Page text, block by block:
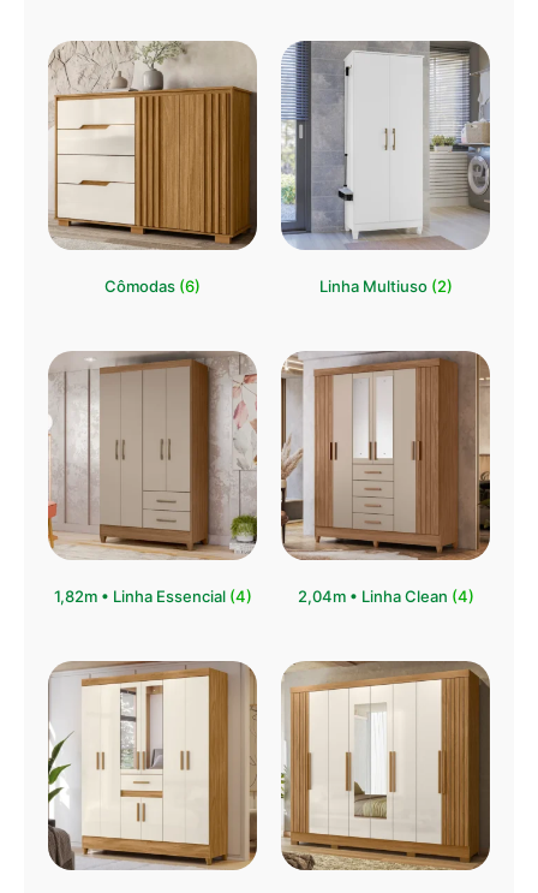
Cômodas (6) Linha Multiuso (2)
1,82m • Linha Essencial (4) 2,04m • Linha Clean (4)